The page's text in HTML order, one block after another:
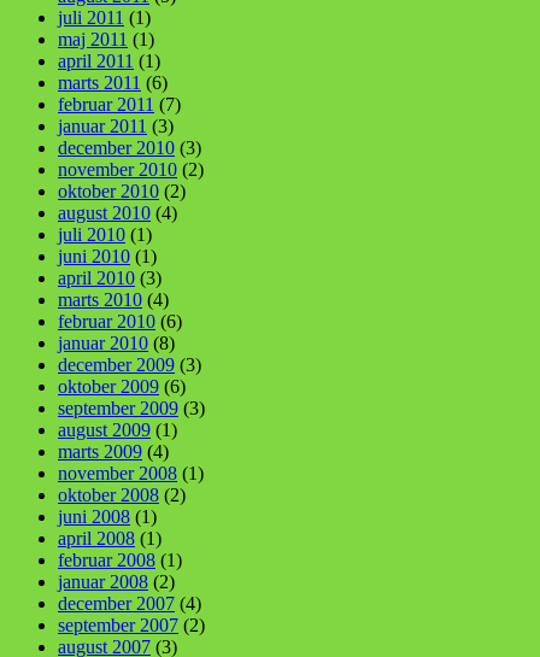
juli 2011 (1)
maj 2011 (1)
april 2011 (1)
marts 2011 (6)
februar 2011 (7)
januar 2011 (3)
december 2010 (3)
november 2010 (2)
oktober 2010 (2)
august 2010 (4)
juli 2010 (1)
juni 2010 (1)
april 2010 (3)
marts 2010 (4)
februar 2010 (6)
januar 2010 (8)
december 2009 (3)
oktober 2009 (6)
september 2009 (3)
august 2009 (1)
marts 2009 (4)
november 2008 (1)
oktober 2008 (2)
juni 2008 (1)
april 2008 (1)
februar 2008 (1)
januar 2008 (2)
december 2007 (4)
september 2007 (2)
august 2007 (3)